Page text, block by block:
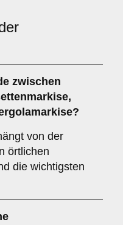
zwischen
,
?
von der
örtlichen
die wichtigsten